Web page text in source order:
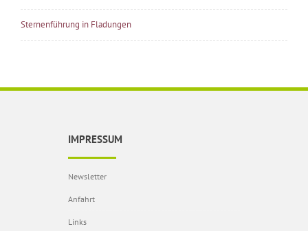
Sternenführung in Fladungen
IMPRESSUM
Newsletter
Anfahrt
Links